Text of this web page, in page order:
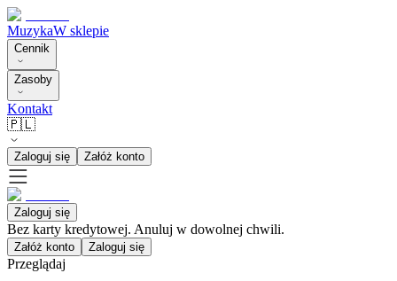
MuzykaW sklepie
Cennik
Zasoby
Kontakt
🇵🇱
Zaloguj się Załóż konto
Zaloguj się
Bez karty kredytowej. Anuluj w dowolnej chwili.
Załóż konto Zaloguj się
Przeglądaj